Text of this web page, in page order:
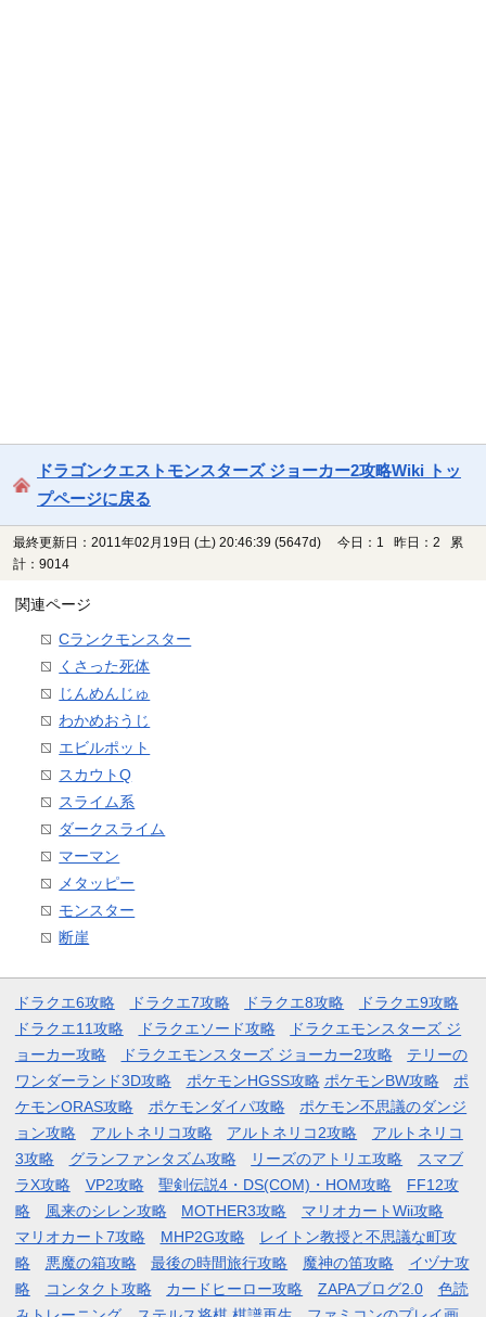
ドラゴンクエストモンスターズ ジョーカー2攻略Wiki トッ
プページに戻る
最終更新日：2011年02月19日 (土) 20:46:39 (5647d)
今日：1 昨日：2 累
計：9014
関連ページ
Cランクモンスター
くさった死体
じんめんじゅ
わかめおうじ
エビルポット
スカウトQ
スライム系
ダークスライム
マーマン
メタッピー
モンスター
断崖
ドラクエ6攻略 ドラクエ7攻略 ドラクエ8攻略
ドラクエ9攻略
ドラクエ11攻略
ドラクエソード攻略
ドラクエモンスターズ ジ
ョーカー攻略
ドラクエモンスターズ ジョーカー2攻略
テリーの
ワンダーランド3D攻略
ポケモンHGSS攻略 ポケモンBW攻略
ポ
ケモンORAS攻略
ポケモンダイパ攻略
ポケモン不思議のダンジ
ョン攻略
アルトネリコ攻略 アルトネリコ2攻略
アルトネリコ
3攻略
グランファンタズム攻略 リーズのアトリエ攻略
スマブ
ラX攻略
VP2攻略 聖剣伝説4・DS(COM)・HOM攻略
FF12攻
略
風来のシレン攻略 MOTHER3攻略
マリオカートWii攻略
マリオカート7攻略
MHP2G攻略
レイトン教授と不思議な町攻
略
悪魔の箱攻略 最後の時間旅行攻略 魔神の笛攻略
イヅナ攻
略
コンタクト攻略 カードヒーロー攻略 ZAPAブログ2.0
色読